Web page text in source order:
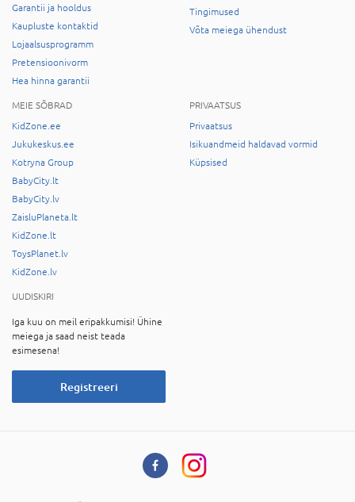
Garantii ja hooldus
Kaupluste kontaktid
Lojaalsusprogramm
Pretensioonivorm
Hea hinna garantii
Tingimused
Võta meiega ühendust
MEIE SÕBRAD
KidZone.ee
Jukukeskus.ee
Kotryna Group
BabyCity.lt
BabyCity.lv
ZaisluPlaneta.lt
KidZone.lt
ToysPlanet.lv
KidZone.lv
PRIVAATSUS
Privaatsus
Isikuandmeid haldavad vormid
Küpsised
UUDISKIRI
Iga kuu on meil eripakkumisi! Ühine
meiega ja saad neist teada
esimesena!
Registreeri